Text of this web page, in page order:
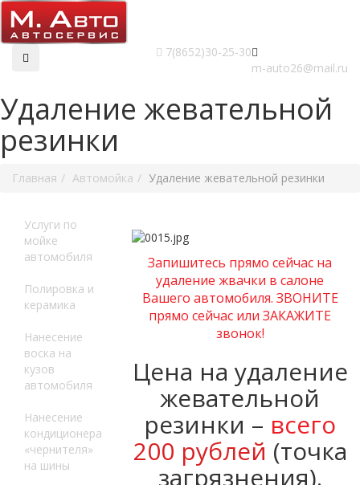
m-auto26@mail.ru
7(8652)30-25-30
Удаление жевательной
резинки
Главная Автомойка Удаление жевательной резинки
Услуги по
мойке
автомобиля
Полировка и
керамика
Нанесение
воска на
кузов
автомобиля
Нанесение
кондиционера
«чернителя»
на шины
Запишитесь прямо сейчас на
удаление жвачки в салоне
Вашего автомобиля. ЗВОНИТЕ
прямо сейчас или ЗАКАЖИТЕ
звонок!
Цена на удаление
жевательной
резинки – всего
200 рублей (точка
загрязнения).